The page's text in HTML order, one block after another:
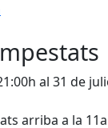
al 31 de
arriba a la